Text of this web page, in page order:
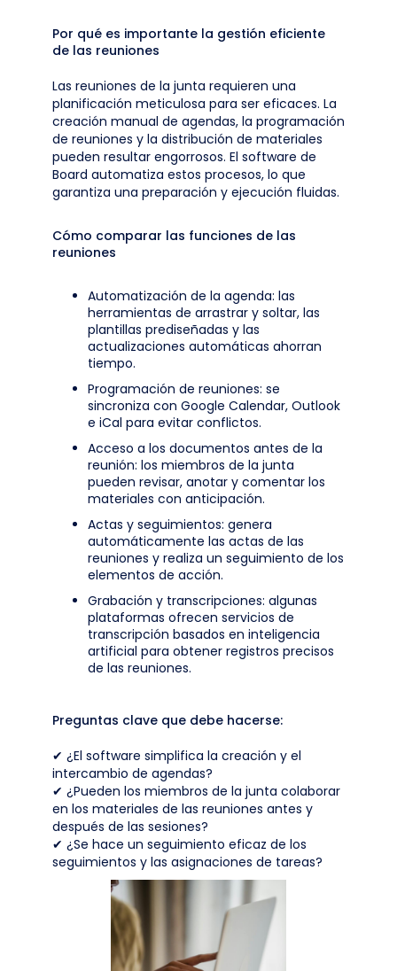
Por qué es importante la gestión eficiente
de las reuniones
Las reuniones de la junta requieren una
planificación meticulosa para ser eficaces. La
creación manual de agendas, la programación
de reuniones y la distribución de materiales
pueden resultar engorrosos. El software de
Board automatiza estos procesos, lo que
garantiza una preparación y ejecución fluidas.
Cómo comparar las funciones de las
reuniones
Automatización de la agenda: las
herramientas de arrastrar y soltar, las
plantillas prediseñadas y las
actualizaciones automáticas ahorran
tiempo.
Programación de reuniones: se
sincroniza con Google Calendar, Outlook
e iCal para evitar conflictos.
Acceso a los documentos antes de la
reunión: los miembros de la junta
pueden revisar, anotar y comentar los
materiales con anticipación.
Actas y seguimientos: genera
automáticamente las actas de las
reuniones y realiza un seguimiento de los
elementos de acción.
Grabación y transcripciones: algunas
plataformas ofrecen servicios de
transcripción basados en inteligencia
artificial para obtener registros precisos
de las reuniones.
Preguntas clave que debe hacerse:
✔ ¿El software simplifica la creación y el
intercambio de agendas?
✔ ¿Pueden los miembros de la junta colaborar
en los materiales de las reuniones antes y
después de las sesiones?
✔ ¿Se hace un seguimiento eficaz de los
seguimientos y las asignaciones de tareas?